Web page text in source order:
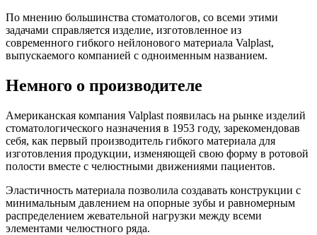
По мнению большинства стоматологов, со всеми этими
задачами справляется изделие, изготовленное из
современного гибкого нейлонового материала Valplast,
выпускаемого компанией с одноименным названием.
Немного о производителе
Американская компания Valplast появилась на рынке изделий
стоматологического назначения в 1953 году, зарекомендовав
себя, как первый производитель гибкого материала для
изготовления продукции, изменяющей свою форму в ротовой
полости вместе с челюстными движениями пациентов.
Эластичность материала позволила создавать конструкции с
минимальным давлением на опорные зубы и равномерным
распределением жевательной нагрузки между всеми
элементами челюстного ряда.